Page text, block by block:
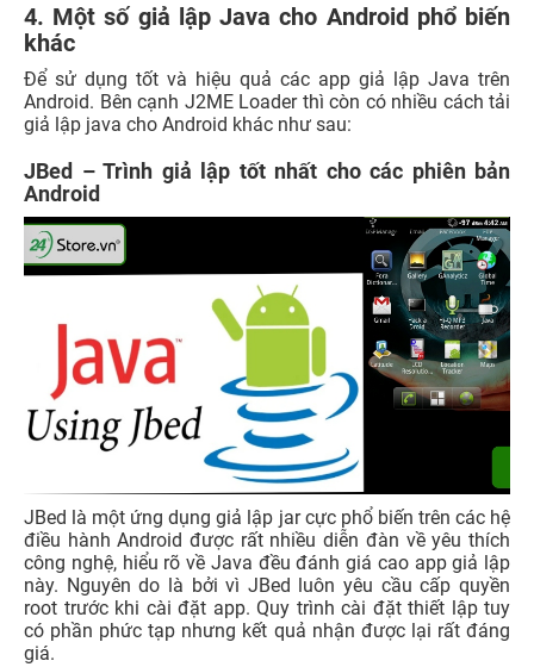
4. Một số giả lập Java cho Android phổ biến
khác
Để sử dụng tốt và hiệu quả các app giả lập Java trên
Android. Bên cạnh J2ME Loader thì còn có nhiều cách tải
giả lập java cho Android khác như sau:
JBed – Trình giả lập tốt nhất cho các phiên bản
Android
JBed là một ứng dụng giả lập jar cực phổ biến trên các hệ
điều hành Android được rất nhiều diễn đàn về yêu thích
công nghệ, hiểu rõ về Java đều đánh giá cao app giả lập
này. Nguyên do là bởi vì JBed luôn yêu cầu cấp quyền
root trước khi cài đặt app. Quy trình cài đặt thiết lập tuy
có phần phức tạp nhưng kết quả nhận được lại rất đáng
giá.